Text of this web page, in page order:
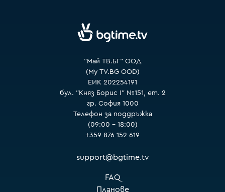
"Май ТВ.БГ" ООД
(My TV.BG OOD)
ЕИК 202254191
бул. "Княз Борис I" №151, ет. 2
гр. София 1000
Телефон за поддръжка
(09:00 – 18:00)
+359 876 152 619
support@bgtime.tv
FAQ
Планове